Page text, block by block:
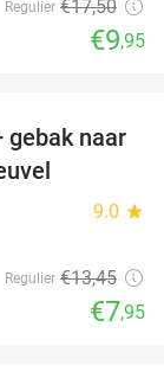
Regulier €17,50
€9,95
41%
gebak naar
9.0 star
Regulier €13,45
€7,95